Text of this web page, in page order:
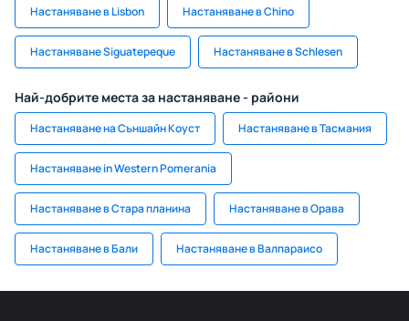
Настаняване в Lisbon Настаняване в Chino
Настаняване Siguatepeque Настаняване в Schlesen
Най-добрите места за настаняване - райони
Настаняване на Съншайн Коуст Настаняване в Тасмания
Настаняване in Western Pomerania
Настаняване в Стара планина Настаняване в Орава
Настаняване в Бали Настаняване в Валпараисо